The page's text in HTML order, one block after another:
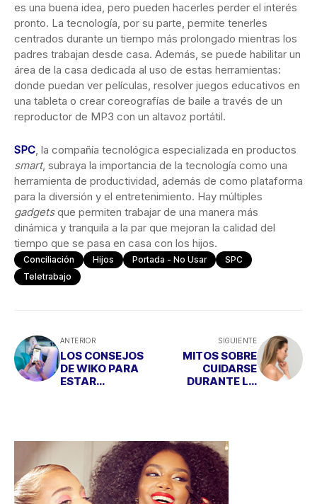
es una buena idea, pero pueden hacerles perder el interés
pronto. La tecnología, por su parte, permite tenerles
centrados durante un tiempo más prolongado mientras los
padres trabajan desde casa. Además, se puede habilitar un
área de la casa dedicada al uso de estas herramientas:
donde puedan ver películas, resolver juegos educativos en
una tableta o crear coreografías de baile a través de un
reproductor de MP3 con un altavoz portátil.
SPC, la compañía tecnológica especializada en productos
smart, subraya la importancia de la tecnología como una
herramienta de productividad, además de como plataforma
para la diversión y el entretenimiento. Hay múltiples
gadgetsque permiten trabajar de una manera más
dinámica y tranquila a la par que mejoran la calidad del
tiempo que se pasa en casa con los hijos.
Conciliación Hijos Portada - No Usar
SPC
Teletrabajo
ANTERIOR
LOS CONSEJOS
DE WIKO PARA
ESTAR
SIGUIENTE
MITOS SOBRE
CUIDARSE
DURANTE LA